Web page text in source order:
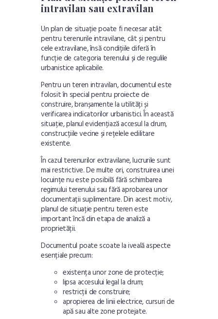
intravilan sau extravilan
Un plan de situație poate fi necesar atât
pentru terenurile intravilane, cât și pentru
cele extravilane, însă condițiile diferă în
funcție de categoria terenului și de regulile
urbanistice aplicabile.
Pentru un teren intravilan, documentul este
folosit în special pentru proiecte de
construire, branșamente la utilități și
verificarea indicatorilor urbanistici. În această
situație, planul evidențiază accesul la drum,
construcțiile vecine și rețelele edilitare
existente.
În cazul terenurilor extravilane, lucrurile sunt
mai restrictive. De multe ori, construirea unei
locuințe nu este posibilă fără schimbarea
regimului terenului sau fără aprobarea unor
documentații suplimentare. Din acest motiv,
planul de situație pentru teren este
important încă din etapa de analiză a
proprietății.
Documentul poate scoate la iveală aspecte
esențiale precum:
existența unor zone de protecție;
lipsa accesului legal la drum;
restricții de construire;
apropierea de linii electrice, cursuri de
apă sau alte zone protejate.